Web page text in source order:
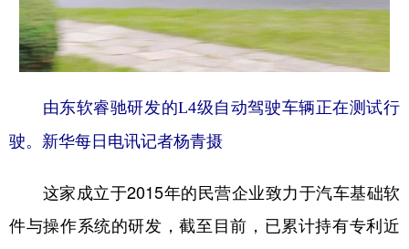
由东软睿驰研发的L4级自动驾驶车辆正在测试行
驶。新华每日电讯记者杨青摄
这家成立于2015年的民营企业致力于汽车基础软
件与操作系统的研发，截至目前，已累计持有专利近